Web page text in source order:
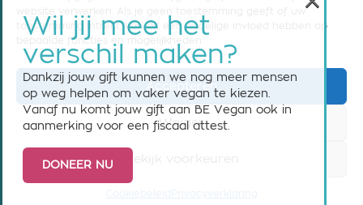
toestemming intrekt, kan dit een nadelige invloed hebben op
bepaalde functies en mogelijkheden.
Accepteren
Weiger
STEUN BE VEGAN
Help ons om België vegan-friendly te maken! Steun
ons nu met een maandelijkse of eenmalige gift.
Steun BE Vegan
Wil jij mee het
verschil maken?
Dankzij jouw gift kunnen we nog meer mensen
op weg helpen om vaker vegan te kiezen.
Vanaf nu komt jouw gift aan BE Vegan ook in
aanmerking voor een fiscaal attest.
DONEER NU